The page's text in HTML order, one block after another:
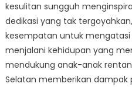
kesulitan sungguh
dedikasi yang tak
kesempatan untuk
menjalani kehidupan yang
mendukung anak-anak
Selatan memberikan